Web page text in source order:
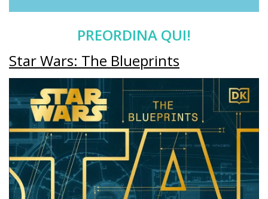
PREORDINA QUI!
Star Wars: The Blueprints